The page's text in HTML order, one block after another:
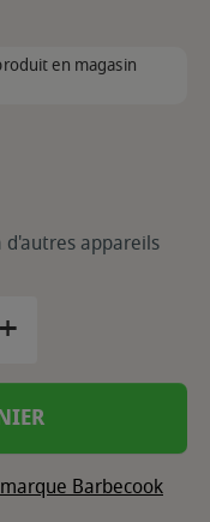
en magasin
d'autres appareils
+
Barbecook